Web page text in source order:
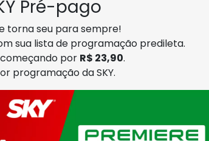
Pré-pago
torna seu para sempre!
sua lista de programação predileta.
por R$ 23,90.
programação da SKY.